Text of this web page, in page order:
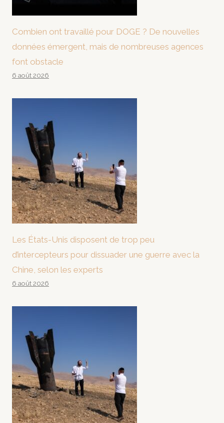
Combien ont travaillé pour DOGE ? De nouvelles
données émergent, mais de nombreuses agences
font obstacle
6 août 2026
Les États-Unis disposent de trop peu
d’intercepteurs pour dissuader une guerre avec la
Chine, selon les experts
6 août 2026